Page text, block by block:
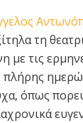
τη
με τις
όπως